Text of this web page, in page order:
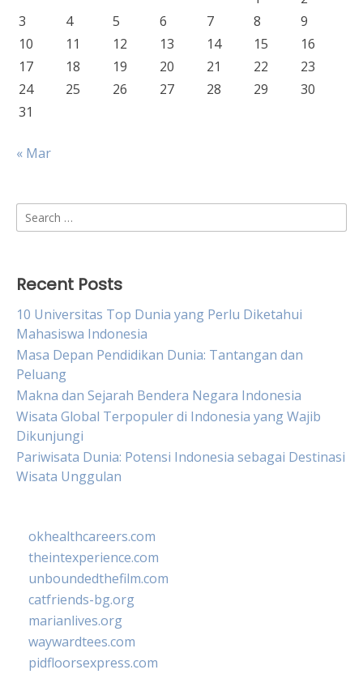
3
4 5 6 7 8
9
10
11 12 13 14 15
16
17
18 19 20 21 22
23
24
25 26 27 28 29
30
31
« Mar
Search
for:
Recent Posts
10 Universitas Top Dunia yang Perlu Diketahui
Mahasiswa Indonesia
Masa Depan Pendidikan Dunia: Tantangan dan
Peluang
Makna dan Sejarah Bendera Negara Indonesia
Wisata Global Terpopuler di Indonesia yang Wajib
Dikunjungi
Pariwisata Dunia: Potensi Indonesia sebagai Destinasi
Wisata Unggulan
okhealthcareers.com
theintexperience.com
unboundedthefilm.com
catfriends-bg.org
marianlives.org
waywardtees.com
pidfloorsexpress.com